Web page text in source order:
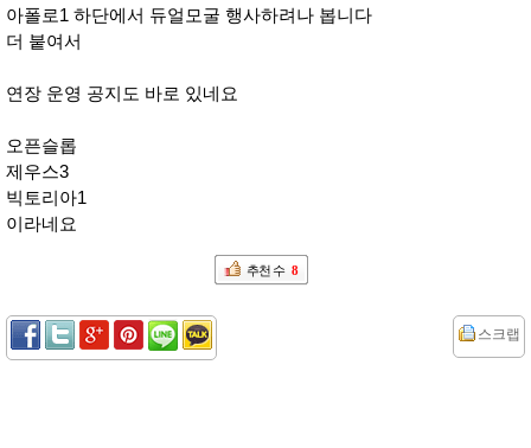
아폴로1 하단에서 듀얼모굴 행사하려나 봅니다
더 붙여서
연장 운영 공지도 바로 있네요
오픈슬롭
제우스3
빅토리아1
이라네요
추천 수 8
스크랩